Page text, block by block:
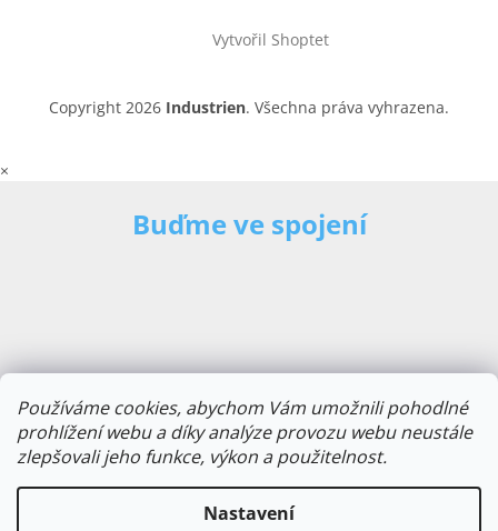
Používáme cookies, abychom Vám umožnili pohodlné
prohlížení webu a díky analýze provozu webu neustále
zlepšovali jeho funkce, výkon a použitelnost.
Nastavení
Vytvořil Shoptet
Copyright 2026 Industrien. Všechna práva vyhrazena.
×
Buďme ve spojení
E-mailová adresa